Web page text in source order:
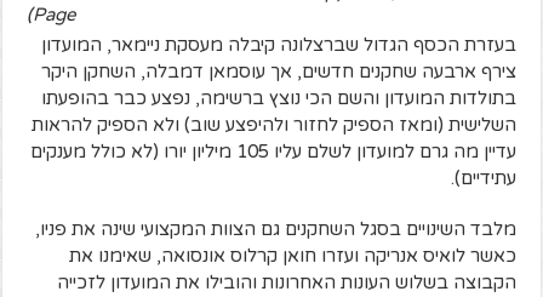
Page)
בעזרת הכסף הגדול שברצלונה קיבלה מעסקת ניימאר, המועדון
צירף ארבעה שחקנים חדשים, אך עוסמאן דמבלה, השחקן היקר
בתולדות המועדון והשם הכי נוצץ ברשימה, נפצע כבר בהופעתו
השלישית (ומאז הספיק לחזור ולהיפצע שוב) ולא הספיק להראות
עדיין מה גרם למועדון לשלם עליו 105 מיליון יורו (לא כולל מענקים
עתידיים).
מלבד השינויים בסגל השחקנים גם הצוות המקצועי שינה את פניו,
כאשר לואיס אנריקה ועזרו חואן קרלוס אונסואה, שאימנו את
הקבוצה בשלוש העונות האחרונות והובילו את המועדון לזכייה